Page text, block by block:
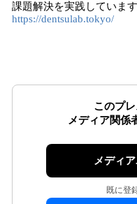
課題解決を実践しています
https://dentsulab.tokyo/
このプレ
メディア関係
メディ
既に登